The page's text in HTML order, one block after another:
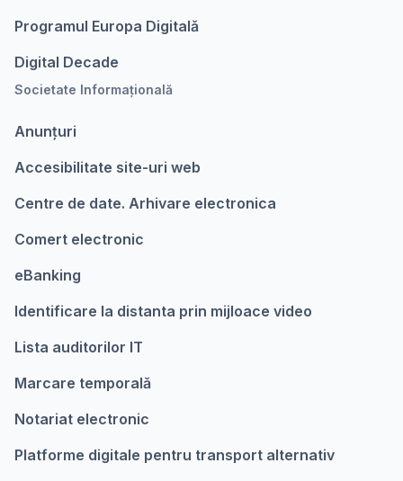
Programul Europa Digitalǎ
Digital Decade
Societate Informațională
Anunțuri
Accesibilitate site-uri web
Centre de date. Arhivare electronica
Comert electronic
eBanking
Identificare la distanta prin mijloace video
Lista auditorilor IT
Marcare temporalǎ
Notariat electronic
Platforme digitale pentru transport alternativ